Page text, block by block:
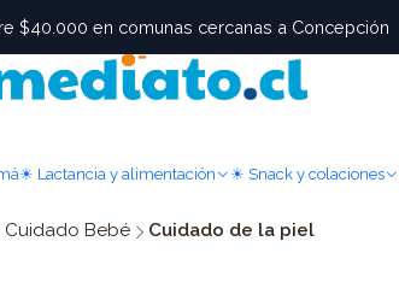
☀ Lactancia y alimentación ☀ Snack y colaciones
$40.000 en comunas cercanas a Concepción
Bebé Cuidado de la piel